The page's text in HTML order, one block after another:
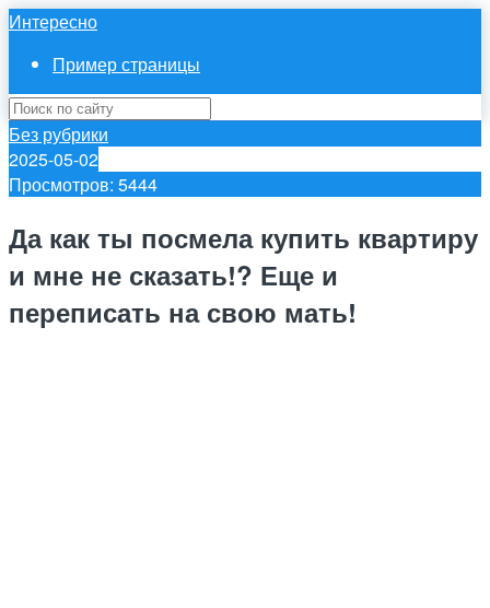
Интересно
Пример страницы
Без рубрики
2025-05-02
Просмотров: 5444
Да как ты посмела купить квартиру
и мне не сказать!? Еще и
переписать на свою мать!